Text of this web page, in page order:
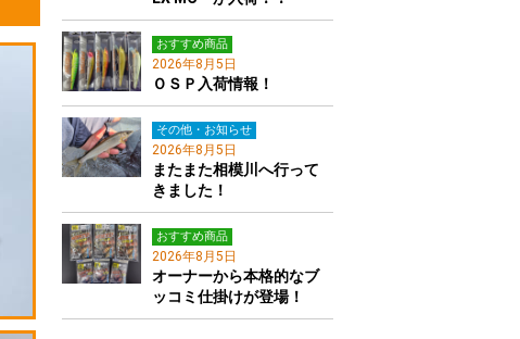
おすすめ商品
2026年8月5日
ＯＳＰ入荷情報！
その他・お知らせ
2026年8月5日
またまた相模川へ行って
きました！
おすすめ商品
2026年8月5日
オーナーから本格的なブ
ッコミ仕掛けが登場！